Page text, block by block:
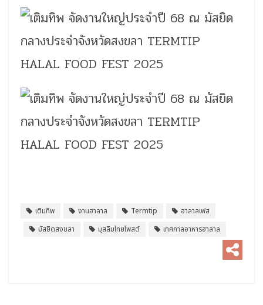
เติมทิพ งานฮาลาล Termtip
ฮาลาลเฟส
มัสยิดสงขลา
มุสลิมไทยโพสต์ เทศกาลอาหารฮาลาล